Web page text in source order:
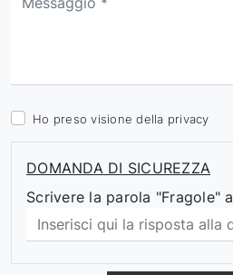
Ho preso visione della privacy
DOMANDA DI SICUREZZA
Scrivere la parola "Fragole"